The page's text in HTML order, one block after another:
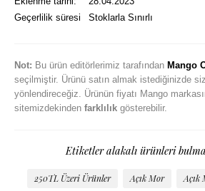
Geçerlilik süresi
Stoklarla Sınırlı
Not: Bu ürün editörlerimiz tarafından Mango
seçilmiştir. Ürünü satın almak istediğinizde
yönlendireceğiz. Ürünün fiyatı Mango
sitemizdekinden farklılıkgösterebilir.
Etiketler alakalı ürünleri
250TL Üzeri Ürünler Açık Mor Açık